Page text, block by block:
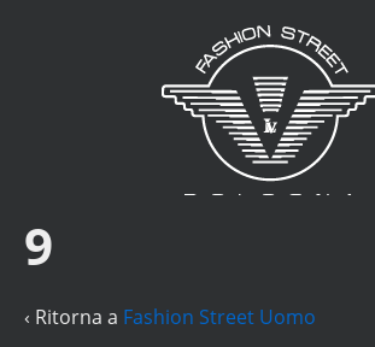
9
‹ Ritorna a Fashion Street Uomo